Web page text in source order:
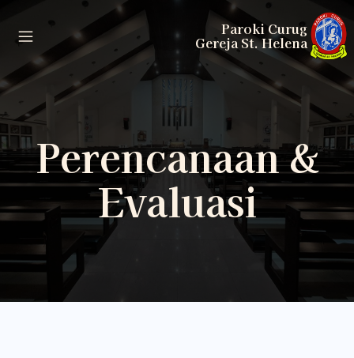
Paroki Curug
Gereja St. Helena
Perencanaan &
Evaluasi